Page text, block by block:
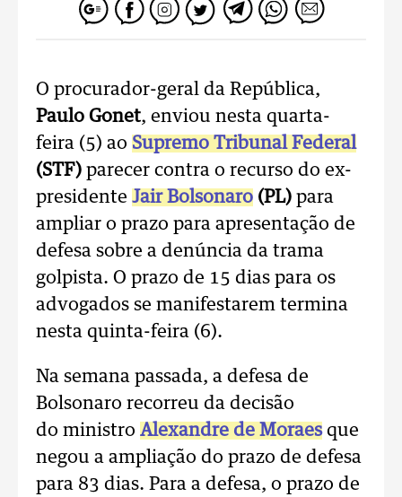
O procurador-geral da República,
Paulo Gonet, enviou nesta quarta-
feira (5) ao Supremo Tribunal Federal
(STF) parecer contra o recurso do ex-
presidente Jair Bolsonaro (PL) para
ampliar o prazo para apresentação de
defesa sobre a denúncia da trama
golpista. O prazo de 15 dias para os
advogados se manifestarem termina
nesta quinta-feira (6).
Na semana passada, a defesa de
Bolsonaro recorreu da decisão
do ministro Alexandre de Moraesque
negou a ampliação do prazo de defesa
para 83 dias. Para a defesa, o prazo de